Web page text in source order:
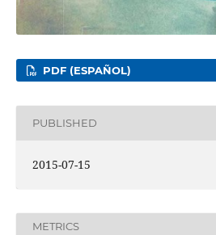
PDF (ESPAÑOL)
PUBLISHED
2015-07-15
METRICS